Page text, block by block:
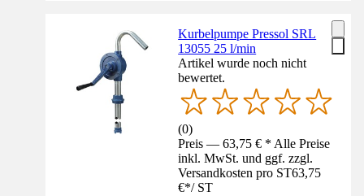
Kurbelpumpe Pressol SRL
13055 25 l/min
Artikel wurde noch nicht
bewertet.
(0)
Preis — 63,75 € * Alle Preise
inkl. MwSt. und ggf. zzgl.
Versandkosten pro ST63,75
€*/ ST